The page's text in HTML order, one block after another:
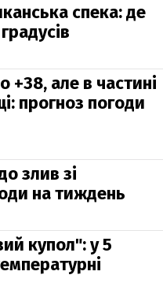
спека: де
+38, але в частині
прогноз погоди
злив зі
на тиждень
купол": у 5